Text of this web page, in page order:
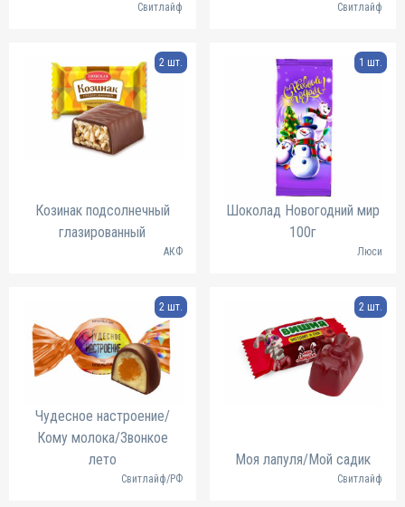
Свитлайф Свитлайф
Козинак подсолнечный
глазированный
2 шт.
АКФ
Шоколад Новогодний мир
100г
1 шт.
Люси
Чудесное настроение/
Кому молока/Звонкое
лето
2 шт.
Свитлайф/РФ
Моя лапуля/Мой садик
2 шт.
Свитлайф